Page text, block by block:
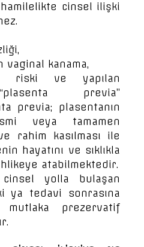
cinsel ilişki
vaginal kanama,
riski ve yapılan
previa”
previa; plasentanın
veya tamamen
rahim kasılması ile
hayatını ve sıklıkla
atabilmektedir.
yolla bulaşan
ya tedavi sonrasına
prezervatif